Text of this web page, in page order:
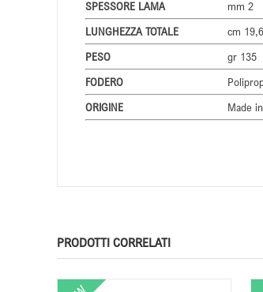
SPESSORE LAMA
mm 2
LUNGHEZZA TOTALE
cm 19,6
PESO
gr 135
FODERO
ORIGINE
Made
PRODOTTI CORRELATI